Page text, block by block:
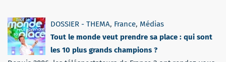
DOSSIER - THEMA, France, Médias
Tout le monde veut prendre sa place : qui sont
les 10 plus grands champions ?